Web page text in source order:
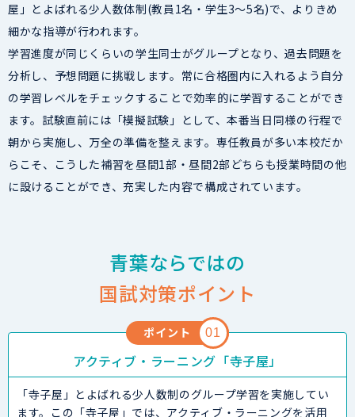
屋」とよばれる少人数体制(教員1名・学生3～5名)で、よりきめ
細かな指導が行われます。
学習進度が同じくらいの学生同士がグループとなり、過去問題を
分析し、予想問題に挑戦します。常に合格圏内に入れるよう自分
の学習レベルをチェックすることで効率的に学習することができ
ます。試験直前には「模擬試験」として、本番当日同様の行程で
朝から実施し、万全の準備を整えます。専任教員が多い本校だか
らこそ、こうした補習を昼間1部・昼間2部どちらも授業時間の他
に設けることができ、充実した内容で構成されています。
青葉ならではの
国試対策ポイント
ポイント 01
アクティブ・ラーニング「寺子屋」
「寺子屋」とよばれる少人数制のグループ学習を実施してい
ます。この「寺子屋」では、アクティブ・ラーニングを活用